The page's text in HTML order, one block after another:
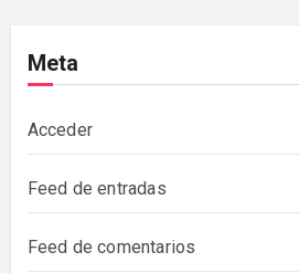
Meta
Acceder
Feed de entradas
Feed de comentarios